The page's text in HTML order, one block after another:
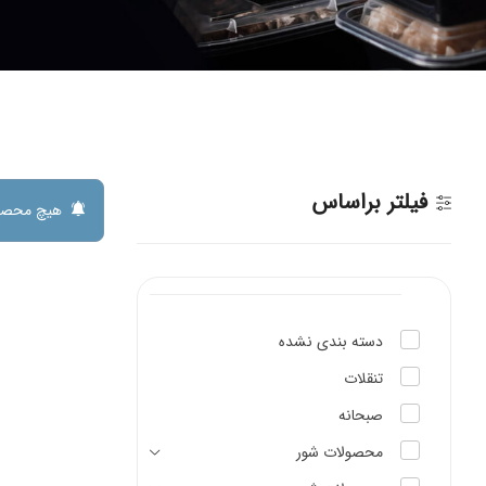
فیلتر براساس
دسته بندی نشده
تنقلات
صبحانه
محصولات شور
هیچ